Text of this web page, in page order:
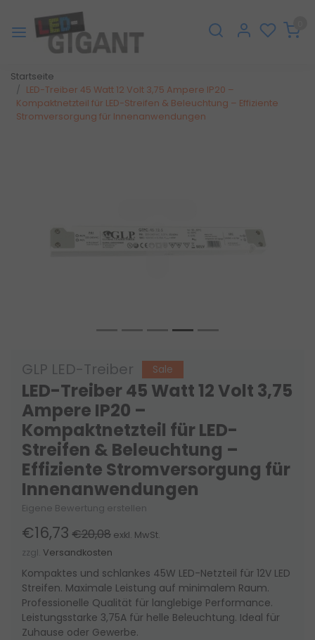
Startseite
LED-Treiber 45 Watt 12 Volt 3,75 Ampere IP20 –
Kompaktnetzteil für LED-Streifen & Beleuchtung – Effiziente
Stromversorgung für Innenanwendungen
Zurück
GLP LED-Treiber Sale
LED-Treiber 45 Watt 12 Volt 3,75
Ampere IP20 –
Kompaktnetzteil für LED-
Streifen & Beleuchtung –
Effiziente Stromversorgung für
Innenanwendungen
Eigene Bewertung erstellen
€16,73 €20,08 exkl. MwSt.
zzgl. Versandkosten
Kompaktes und schlankes 45W LED-Netzteil für 12V LED
Streifen. Maximale Leistung auf minimalem Raum.
Professionelle Qualität für langlebige Performance.
Leistungsstarke 3,75A für helle Beleuchtung. Ideal für
Zuhause oder Gewerbe.